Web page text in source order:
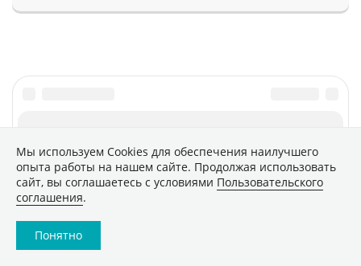
Мы используем Сookies для обеспечения наилучшего
опыта работы на нашем сайте. Продолжая использовать
сайт, вы соглашаетесь с условиями Пользовательского
соглашения.
Понятно